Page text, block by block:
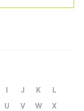
I J K
L
U V W
X